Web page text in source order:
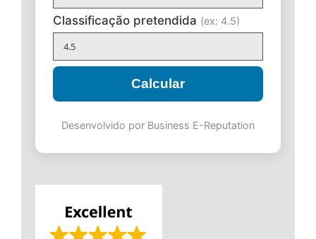
Classificação pretendida (ex: 4.5)
Calcular
Desenvolvido por Business E-Reputation